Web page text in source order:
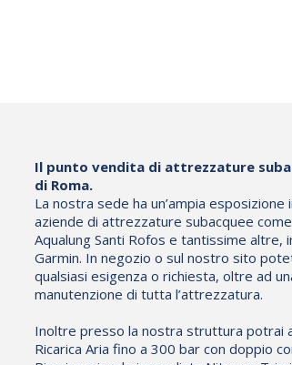
Il punto vendita di attrezzature
di Roma.
La nostra sede ha un’ampia
aziende di attrezzature subacquee
Aqualung Santi Rofos e tantissime
Garmin. In negozio o sul nostro sito
qualsiasi esigenza o richiesta, oltre ad
manutenzione di tutta l’attrezzatura.
Inoltre presso la nostra struttura potrai
Ricarica Aria fino a 300 bar con doppio